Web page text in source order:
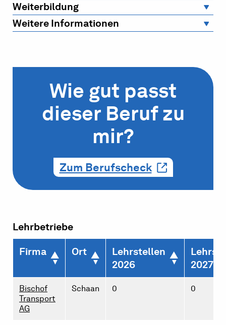
Weiterbildung
Weitere Informationen
Wie gut passt
dieser Beruf zu
mir?
Zum Berufscheck
Lehrbetriebe
Firma Ort
Lehrstellen
2026
2027
Bischof
Transport
AG
Schaan 0 0